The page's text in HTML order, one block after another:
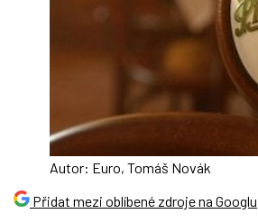
Autor: Euro, Tomáš Novák
Přidat mezi oblíbené zdroje na Googlu